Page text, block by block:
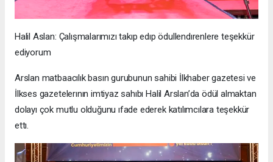
Halil Aslan: Çalışmalarımızı takıp edıp ödullendırenlere teşekkür
ediyorum
Arslan matbaacılık basın gurubunun sahibi İlkhaber gazetesi ve
İlkses gazetelerının imtiyaz sahıbı Halil Arslan’da ödül almaktan
dolayı çok mutlu olduğunu ıfade ederek katılımcılara teşekkür
ettı.